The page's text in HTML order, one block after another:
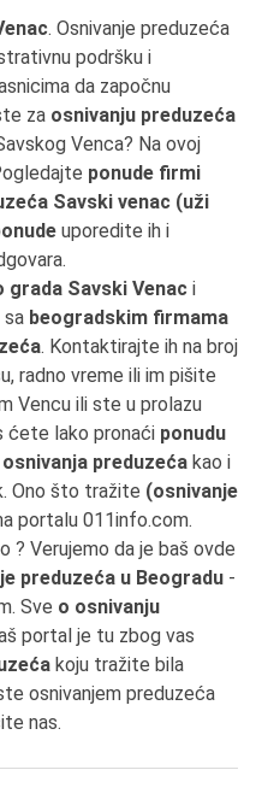
. Osnivanje preduzeća
podršku i
da započnu
za osnivanju preduzeća
Venca? Na ovoj
ponude firmi
Savski venac (uži
uporedite ih i
grada Savski Venac i
beogradskim firmama
. Kontaktirajte ih na broj
radno vreme ili im pišite
Vencu ili ste u prolazu
ćete lako pronaći ponudu
osnivanja preduzeća kao i
Ono što tražite (osnivanje
portalu 011info.com.
? Verujemo da je baš ovde
preduzeća u Beogradu -
Sve o osnivanju
portal je tu zbog vas
koju tražite bila
osnivanjem preduzeća
nas.